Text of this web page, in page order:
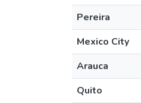
Pereira
Mexico City
Arauca
Quito